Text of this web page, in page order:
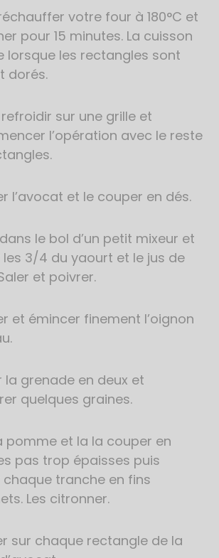
votre four à 180°C et
pour 15 minutes. La cuisson
lorsque les rectangles sont
dorés.
refroidir sur une grille et
l’opération avec le reste
l’avocat et le couper en dés.
le bol d’un petit mixeur et
3/4 du yaourt et le jus de
et poivrer.
et émincer finement l’oignon
la grenade en deux et
quelques graines.
pomme et la la couper en
pas trop épaisses puis
tranche en fins
Les citronner.
sur chaque rectangle de la